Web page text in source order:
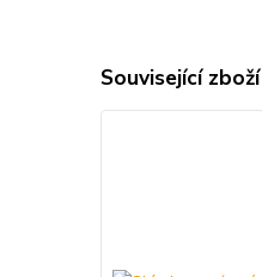
Související zboží